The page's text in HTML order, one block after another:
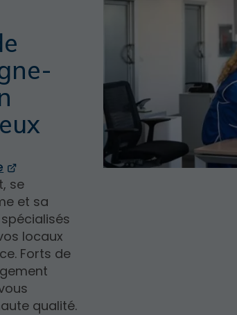
se
et sa
locaux
Forts de
qualité.